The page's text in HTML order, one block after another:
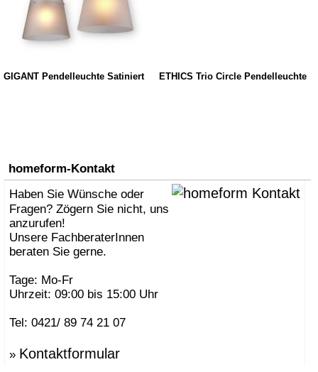
GIGANT Pendelleuchte Satiniert ETHICS Trio Circle Pendelleuchte
homeform-Kontakt
Haben Sie Wünsche oder
Fragen? Zögern Sie nicht, uns
anzurufen!
Unsere FachberaterInnen
beraten Sie gerne.
Tage: Mo-Fr
Uhrzeit: 09:00 bis 15:00 Uhr
Tel: 0421/ 89 74 21 07
» Kontaktformular